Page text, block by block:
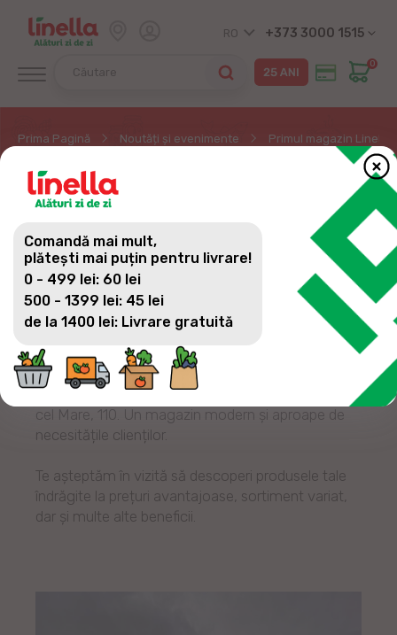
RO +373 3000 1515
0
Prima Pagină Noutăți și evenimente Primul magazin Linella
PRIMUL MAGAZIN
COSTEȘTI
Pentru că ne dorim să fim alături mereu cu
produse noi și de calitate, am deschis primul
magazin Linella în satul Costești, pe strada Ștefan
cel Mare, 110. Un magazin modern și aproape de
necesitățile clienților.
Te așteptăm în vizită să descoperi produsele tale
îndrăgite la prețuri avantajoase, sortiment variat,
dar și multe alte beneficii.
Comandă mai mult,
plătești mai puțin pentru livrare!
0 - 499 lei: 60 lei
500 - 1399 lei: 45 lei
de la 1400 lei: Livrare gratuită